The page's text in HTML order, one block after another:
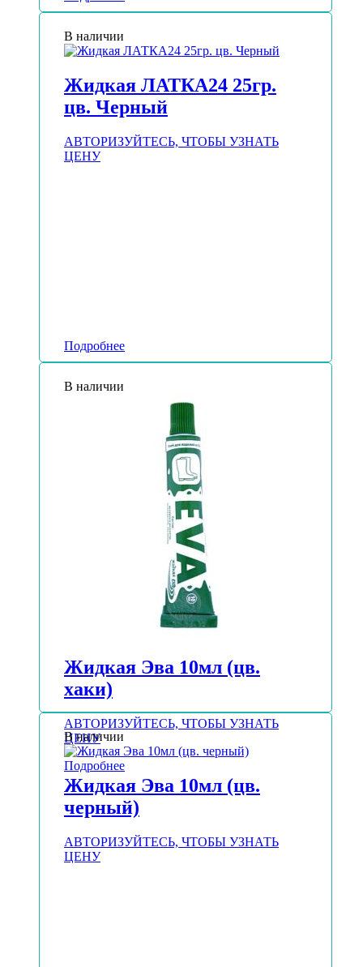
В наличии
Жидкая ЛАТКА24 25гр.
цв. Черный
АВТОРИЗУЙТЕСЬ, ЧТОБЫ УЗНАТЬ
ЦЕНУ
Подробнее
В наличии
Жидкая Эва 10мл (цв.
хаки)
АВТОРИЗУЙТЕСЬ, ЧТОБЫ УЗНАТЬ
ЦЕНУ
Подробнее
В наличии
Жидкая Эва 10мл (цв.
черный)
АВТОРИЗУЙТЕСЬ, ЧТОБЫ УЗНАТЬ
ЦЕНУ